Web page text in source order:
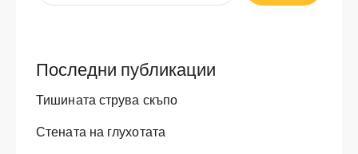
Последни публикации
Тишината струва скъпо
Стената на глухотата